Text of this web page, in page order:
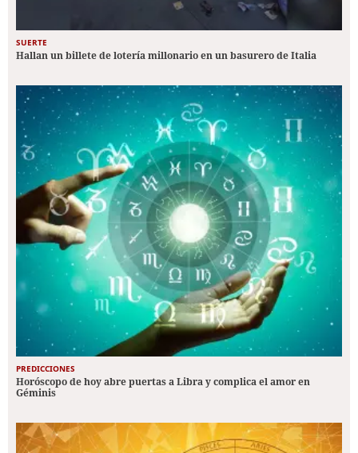
SUERTE
Hallan un billete de lotería millonario en un basurero de Italia
PREDICCIONES
Horóscopo de hoy abre puertas a Libra y complica el amor en
Géminis